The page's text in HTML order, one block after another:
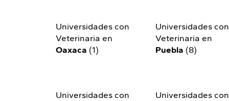
Universidades con
Veterinaria en
Oaxaca (1)
Universidades con
Veterinaria en
Puebla (8)
Universidades con
Universidades con